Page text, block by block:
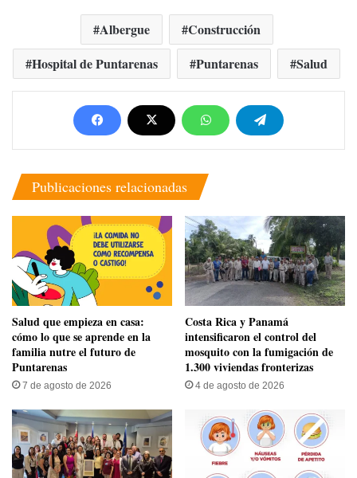
Albergue
Construcción
Hospital de Puntarenas
Puntarenas Salud
Publicaciones relacionadas
Salud que empieza en casa:
cómo lo que se aprende en la
familia nutre el futuro de
Puntarenas
7 de agosto de 2026
Costa Rica y Panamá
intensificaron el control del
mosquito con la fumigación de
1.300 viviendas fronterizas
4 de agosto de 2026